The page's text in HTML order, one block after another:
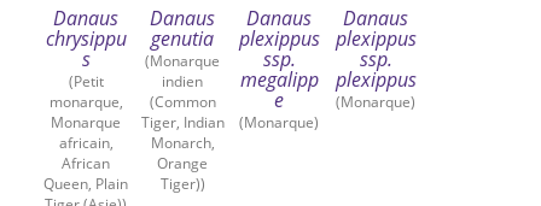
Danaus
chrysippu
s
(Petit
monarque,
Monarque
africain,
African
Queen, Plain
Danaus
genutia
(Monarque
indien
(Common
Tiger, Indian
Monarch,
Orange
Tiger))
Danaus
plexippus
ssp.
megalipp
e
(Monarque)
Danaus
plexippus
ssp.
plexippus
(Monarque)